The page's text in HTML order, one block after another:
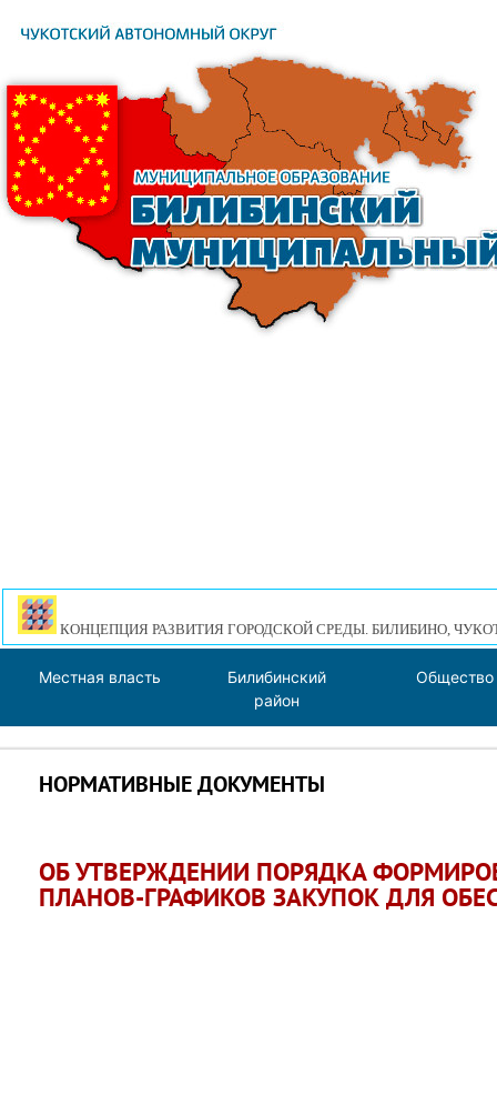
КОНЦЕПЦИЯ РАЗВИТИЯ ГОРОДСКОЙ СРЕДЫ. БИЛИБИНО,
Местная власть
Билибинский
район
Общество
НОРМАТИВНЫЕ ДОКУМЕНТЫ
ОБ УТВЕРЖДЕНИИ ПОРЯДКА
ПЛАНОВ-ГРАФИКОВ ЗАКУПОК ДЛЯ